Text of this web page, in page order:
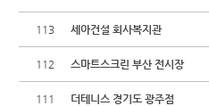
113 세아건설 회사복지관
112 스마트스크린 부산 전시장
111 더테니스 경기도 광주점